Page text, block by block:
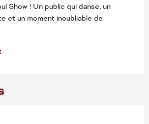
Show ! Un public qui danse, un
et un moment inoubliable de